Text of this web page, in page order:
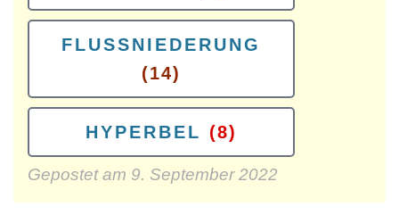
FLUSSNIEDERUNG
(14)
HYPERBEL (8)
Gepostet am 9. September 2022